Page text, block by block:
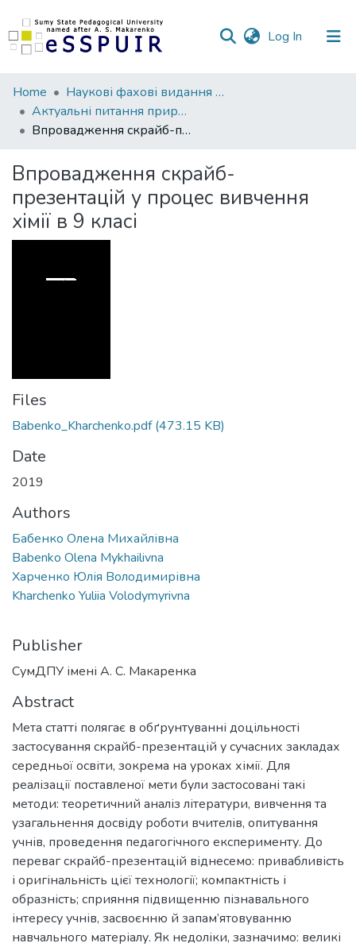
Log In (current)
Communities
&
Collections
Statistics
Home
Наукові фахові видання СумДПУ
Актуальні питання природничо-математичної освіти
Впровадження скрайб-презентацій у процес вивчення хімії в 9 класі
Впровадження скрайб-
презентацій у процес вивчення
хімії в 9 класі
Files
Babenko_Kharchenko.pdf(473.15 KB)
Date
2019
Authors
Бабенко Олена Михайлівна
Babenko Olena Mykhailivna
Харченко Юлія Володимирівна
Kharchenko Yuliia Volodymyrivna
Publisher
СумДПУ імені А. С. Макаренка
Abstract
Мета статті полягає в обґрунтуванні доцільності
застосування скрайб-презентацій у сучасних закладах
середньої освіти, зокрема на уроках хімії. Для
реалізації поставленої мети були застосовані такі
методи: теоретичний аналіз літератури, вивчення та
узагальнення досвіду роботи вчителів, опитування
учнів, проведення педагогічного експерименту. До
переваг скрайб-презентацій віднесемо: привабливість
і оригінальність цієї технології; компактність і
образність; сприяння підвищенню пізнавального
інтересу учнів, засвоєнню й запам’ятовуванню
навчального матеріалу. Як недоліки, зазначимо: великі